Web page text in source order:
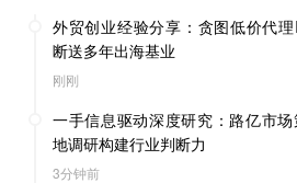
外贸创业经验分享：贪图低价代
断送多年出海基业
刚刚
一手信息驱动深度研究：路亿市
地调研构建行业判断力
3分钟前